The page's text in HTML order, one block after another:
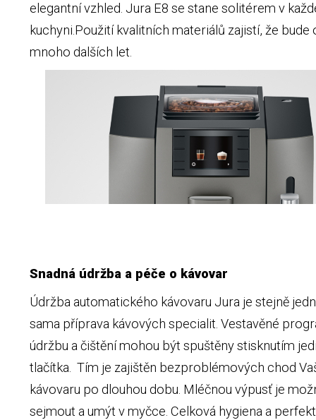
elegantní vzhled. Jura E8 se stane solitérem v
kuchyni.Použití kvalitních materiálů zajistí, že bude
mnoho dalších let.
Snadná údržba a péče o kávovar
Údržba automatického kávovaru Jura je stejně
sama příprava kávových specialit. Vestavěné
údržbu a čištění mohou být spuštěny stisknutím
tlačítka. Tím je zajištěn bezproblémových chod
kávovaru po dlouhou dobu. Mléčnou výpusť je
sejmout a umýt v myčce. Celková hygiena a